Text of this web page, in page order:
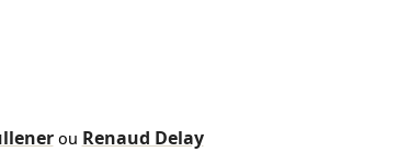
ou Renaud Delay